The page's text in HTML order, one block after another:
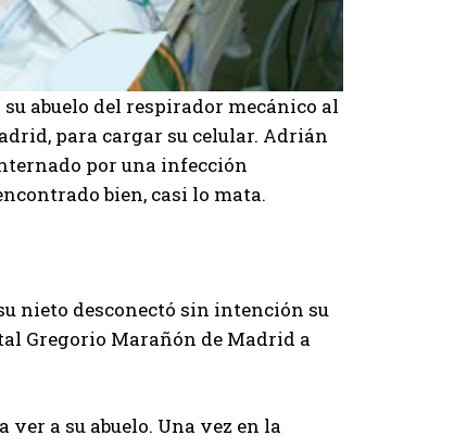
abuelo del respirador mecánico al
para cargar su celular. Adrián
por una infección
bien, casi lo mata.
nieto desconectó sin intención su
Gregorio Marañón de Madrid a
a su abuelo. Una vez en la